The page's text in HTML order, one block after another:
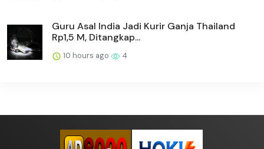
Guru Asal India Jadi Kurir Ganja Thailand
Rp1,5 M, Ditangkap...
10 hours ago 4